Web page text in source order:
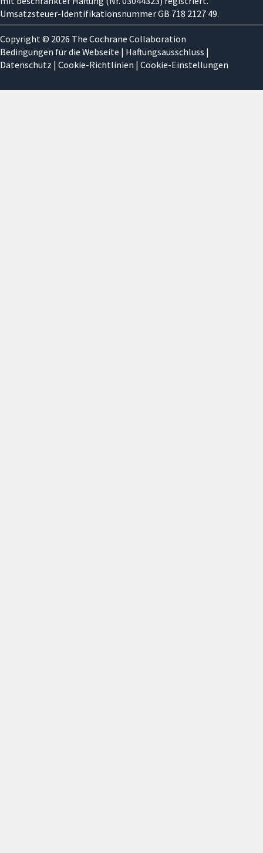
Umsatzsteuer-Identifikationsnummer GB 718 2127 49.
Copyright © 2026 The Cochrane Collaboration
Bedingungen für die Webseite | Haftungsausschluss |
Datenschutz | Cookie-Richtlinien | Cookie-Einstellungen